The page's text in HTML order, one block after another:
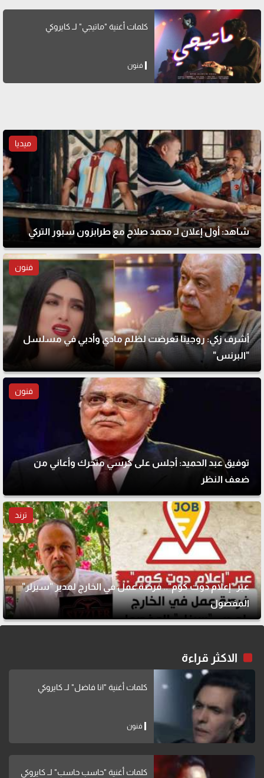
كلمات أغنية "ماتيجي" لــ كايروكي
فنون
ميديا
شاهد: أول إعلان لـ محمد صلاح مع طرابزون سبور التركي
فنون
أشرف زكي: روجينا تعرضت لظلم مادي وأدبي في مسلسل
"البرنس"
فنون
توفيق عبد الحميد: أجلس على كرسي متحرك وأعاني من
ضعف النظر
ترند
عبر "إعلام دوت كوم".. فرصة عمل في الخارج لمدير "سيزلر"
المفصول
الاكثر قراءة
كلمات أغنية "انا فاضل" لــ كايروكي
فنون
كلمات أغنية "حاسب حاسب" لــ كايروكي